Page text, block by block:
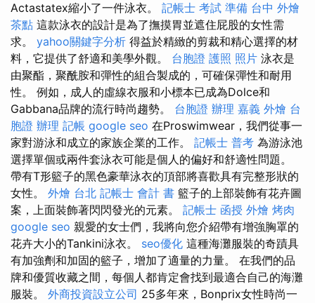
Actastatex縮小了一件泳衣。 記帳士 考試 準備 台中 外燴
茶點 這款泳衣的設計是為了撫摸胃並遮住屁股的女性需
求。 yahoo關鍵字分析 得益於精緻的剪裁和精心選擇的材
料，它提供了舒適和美學外觀。 台胞證 護照 照片 泳衣是
由聚酯，聚酰胺和彈性的組合製成的，可確保彈性和耐用
性。 例如，成人的虛線衣服和小標本已成為Dolce和
Gabbana品牌的流行時尚趨勢。 台胞證 辦理 嘉義 外燴 台
胞證 辦理 記帳 google seo 在Proswimwear，我們從事一
家對游泳和成立的家族企業的工作。 記帳士 普考 為游泳池
選擇單個或兩件套泳衣可能是個人的偏好和舒適性問題。
帶有T形籃子的黑色豪華泳衣的頂部將喜歡具有完整形狀的
女性。 外燴 台北 記帳士 會計 書 籃子的上部裝飾有花卉圖
案，上面裝飾著閃閃發光的元素。 記帳士 函授 外燴 烤肉
google seo 親愛的女士們，我將向您介紹帶有增強胸罩的
花卉大小的Tankini泳衣。 seo優化 這種海灘服裝的奇蹟具
有加強劑和加固的籃子，增加了適量的力量。 在我們的品
牌和優質收藏之間，每個人都肯定會找到最適合自己的海灘
服裝。 外商投資設立公司 25多年來，Bonprix女性時尚一